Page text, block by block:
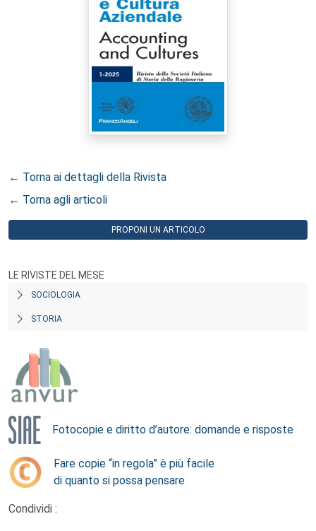
← Torna ai dettagli della Rivista
← Torna agli articoli
PROPONI UN ARTICOLO
LE RIVISTE DEL MESE
SOCIOLOGIA
STORIA
Fotocopie e diritto d’autore: domande e risposte
Fare copie “in regola” è più facile
di quanto si possa pensare
Condividi :